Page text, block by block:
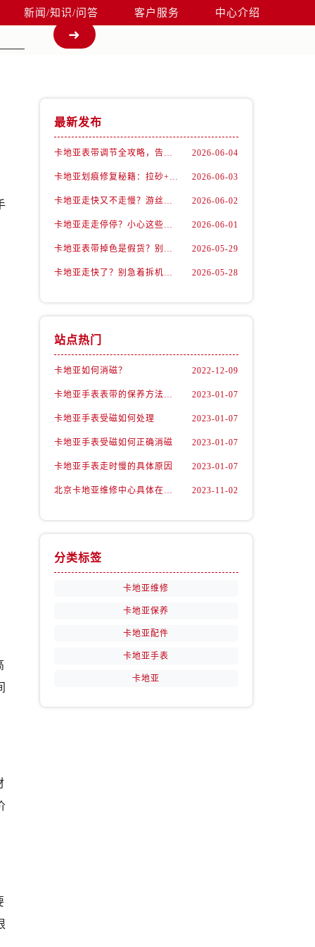
新闻/知识/问答 客户服务 中心介绍
最新发布
卡地亚表带调节全攻略，告别过短烦恼 2026-06-04
卡地亚划痕修复秘籍：拉砂+抛光双工艺还原如新 2026-06-03
卡地亚走快又不走慢？游丝问题你了解多少？ 2026-06-02
卡地亚走走停停？小心这些隐藏杀手 2026-06-01
卡地亚表带掉色是假货？别急，可能是这些日常习惯惹的祸 2026-05-29
卡地亚走快了？别急着拆机，先做这一步 2026-05-28
站点热门
卡地亚如何消磁？ 2022-12-09
卡地亚手表表带的保养方法有哪些？ 2023-01-07
卡地亚手表受磁如何处理 2023-01-07
卡地亚手表受磁如何正确消磁 2023-01-07
卡地亚手表走时慢的具体原因 2023-01-07
北京卡地亚维修中心具体在哪里？ 2023-11-02
分类标签
卡地亚维修
卡地亚保养
卡地亚配件
卡地亚手表
卡地亚